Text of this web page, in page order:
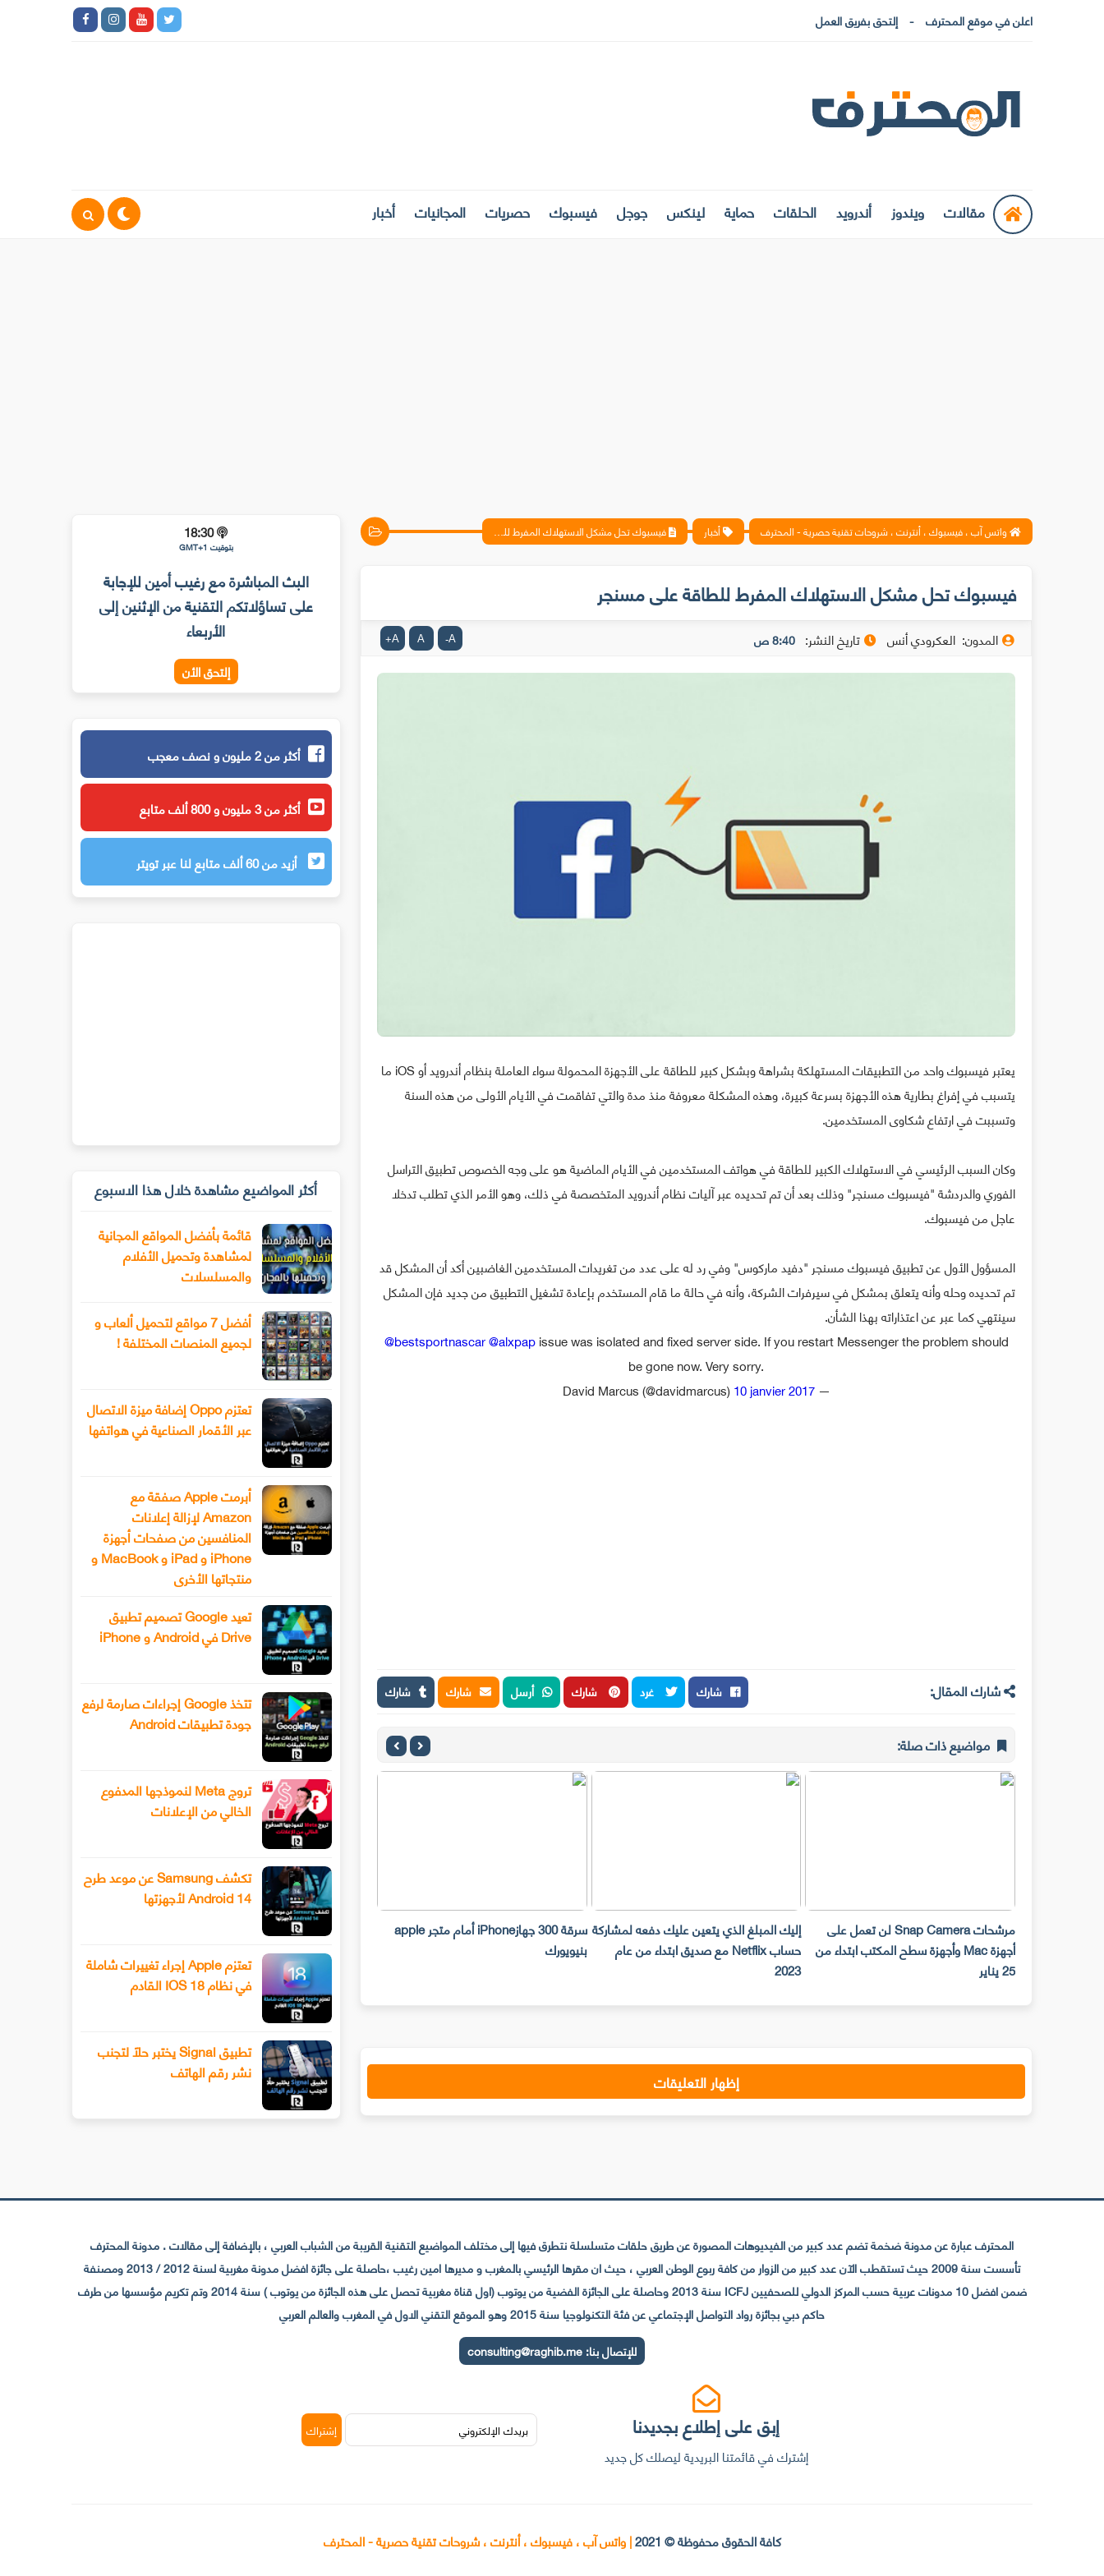
اعلن في موقع المحترف إلتحق بفريق العمل
مقالات ويندوز أندرويد الحلقات حماية لينكس جوجل فيسبوك حصريات المجانيات أخبار
واتس آب ، فيسبوك ، أنترنت ، شروحات تقنية حصرية - المحترف أخبار فيسبوك تحل مشكل الاستهلاك المفرط للطاقة على مسنجر
فيسبوك تحل مشكل الاستهلاك المفرط للطاقة على مسنجر
المدون: العكرودي أنس تاريخ النشر: 8:40 ص A
-
A
A
+
يعتبر فيسبوك واحد من التطبيقات المستهلكة بشراهة وبشكل كبير للطاقة على الأجهزة المحمولة سواء العاملة بنظام أندرويد أو iOS ما
يتسبب في إفراغ بطارية هذه الأجهزة بسرعة كبيرة، وهذه المشكلة معروفة منذ مدة والتي تفاقمت في الأيام الأولى من هذه السنة
وتسببت في ارتفاع شكاوى المستخدمين.
وكان السبب الرئيسي في الاستهلاك الكبير للطاقة في هواتف المستخدمين في الأيام الماضية هو على وجه الخصوص تطبيق التراسل
الفوري والدردشة "فيسبوك مسنجر" وذلك بعد أن تم تحديده عبر آليات نظام أندرويد المتخصصة في ذلك، وهو الأمر الذي تطلب تدخلا
عاجل من فيسبوك.
المسؤول الأول عن تطبيق فيسبوك مسنجر "دفيد ماركوس" وفي رد له على عدد من تغريدات المستخدمين الغاضبين أكد أن المشكل قد
تم تحديده وحله وأنه يتعلق بمشكل في سيرفرات الشركة، وأنه في حالة ما قام المستخدم بإعادة تشغيل التطبيق من جديد فإن المشكل
سينتهي كما عبر عن اعتذاراته بهذا الشأن.
@bestsportnascar@alxpapissue was isolated and fixed server side. If you restart Messenger the problem should
be gone now. Very sorry.
— David Marcus (@davidmarcus)
10 janvier 2017
شارك المقال: شارك غرد شارك أرسل شارك شارك
مواضيع ذات صلة:
مرشحات Snap Camera لن تعمل على
أجهزة Mac وأجهزة سطح المكتب ابتداء من
25 يناير
إليك المبلغ الذي يتعين عليك دفعه لمشاركة
حساب Netflix مع صديق ابتداء من عام
2023
سرقة 300 جهازiPhone أمام متجر apple
بنيويورك تليفوتوغرافي
إظهار التعليقات
18:30
بتوقيت GMT+1
البث المباشرة مع رغيب أمين للإجابة
على تساؤلاتكم التقنية من الإثنين إلى
الأربعاء
إلتحق الأن
أكثر من 2 مليون و نصف معجب
أكثر من 3 مليون و 800 ألف متابع
أزيد من 60 ألف متابع لنا عبر تويتر
أكثر المواضيع مشاهدة خلال هذا الاسبوع
قائمة بأفضل المواقع المجانية
لمشاهدة وتحميل الأفلام
والمسلسلات
أفضل 7 مواقع لتحميل ألعاب و
لجميع المنصات المختلفة !
تعتزم Oppo إضافة ميزة الاتصال
عبر الأقمار الصناعية في هواتفها
أبرمت Apple صفقة مع
Amazon لإزالة إعلانات
المنافسين من صفحات أجهزة
iPhone و iPad و MacBook و
منتجاتها الأخرى
تعيد Google تصميم تطبيق
Drive في Android و iPhone
تتخذ Google إجراءات صارمة لرفع
جودة تطبيقات Android
تروج Meta لنموذجها المدفوع
الخالي من الإعلانات
تكشف Samsung عن موعد طرح
Android 14 لأجهزتها
تعتزم Apple إجراء تغييرات شاملة
في نظام IOS 18 القادم
تطبيق Signal يختبر حلًا لتجنب
نشر رقم الهاتف
المحترف عبارة عن مدونة ضخمة تضم عدد كبير من الفيديوهات المصورة عن طريق حلقات متسلسلة نتطرق فيها إلى مختلف المواضيع التقنية القريبة من الشباب العربي ، بالإضافة إلى مقالات . مدونة المحترف
تأسست سنة 2009 حيث تستقطب الآن عدد كبير من الزوار من كافة ربوع الوطن العربي ، حيث ان مقرها الرئيسي بالمغرب و مديرها امين رغيب ،حاصلة على جائزة افضل مدونة مغربية لسنة 2012 / 2013 ومصنفة
ضمن افضل 10 مدونات عربية حسب المركز الدولي للصحفيين ICFJ سنة 2013 وحاصلة على الجائزة الفضية من يوتوب (اول قناة مغربية تحصل على هذه الجائزة من يوتوب ) سنة 2014 وتم تكريم مؤسسها من طرف
حاكم دبي بجائزة رواد التواصل الإجتماعي عن فئة التكنولوجيا سنة 2015 وهو الموقع التقني الاول في المغرب والعالم العربي
للإتصال بنا:consulting@raghib.me
إبق على إطلاع بجديدنا
إشترك في قائمتنا البريدية ليصلك كل جديد
كافة الحقوق محفوظة © 2021 |واتس آب ، فيسبوك ، أنترنت ، شروحات تقنية حصرية - المحترف